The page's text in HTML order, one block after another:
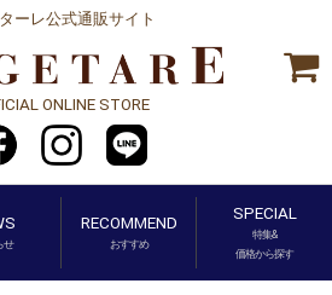
ーレ公式通販サイト
ONLINE STORE
せ
RECOMMEND
おすすめ
SPECIAL
特集&
価格から探す